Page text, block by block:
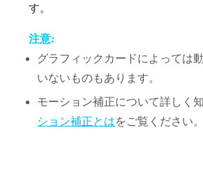
す。
注意:
グラフィックカードによっては
いないものもあります。
モーション補正について詳しく
ション補正とはをご覧ください。